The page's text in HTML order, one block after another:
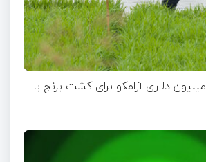
سرمایه‌گذاری ۹.۵ میلیون دلاری آرامکو برای کشت برنج با